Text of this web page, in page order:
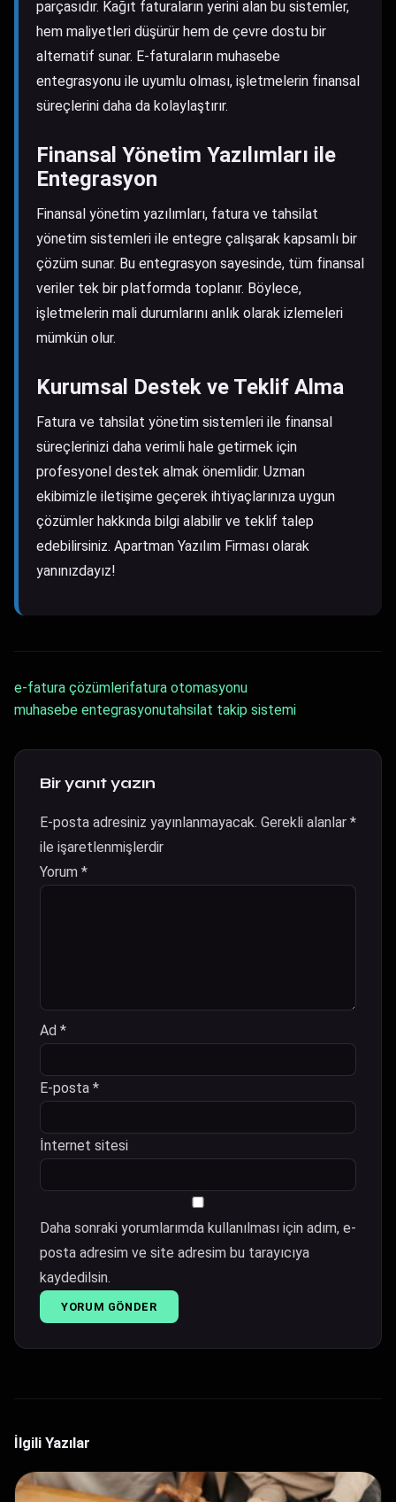
parçasıdır. Kağıt faturaların yerini alan bu sistemler,
hem maliyetleri düşürür hem de çevre dostu bir
alternatif sunar. E-faturaların muhasebe
entegrasyonu ile uyumlu olması, işletmelerin finansal
süreçlerini daha da kolaylaştırır.
Finansal Yönetim Yazılımları ile
Entegrasyon
Finansal yönetim yazılımları, fatura ve tahsilat
yönetim sistemleri ile entegre çalışarak kapsamlı bir
çözüm sunar. Bu entegrasyon sayesinde, tüm finansal
veriler tek bir platformda toplanır. Böylece,
işletmelerin mali durumlarını anlık olarak izlemeleri
mümkün olur.
Kurumsal Destek ve Teklif Alma
Fatura ve tahsilat yönetim sistemleri ile finansal
süreçlerinizi daha verimli hale getirmek için
profesyonel destek almak önemlidir. Uzman
ekibimizle iletişime geçerek ihtiyaçlarınıza uygun
çözümler hakkında bilgi alabilir ve teklif talep
edebilirsiniz. Apartman Yazılım Firması olarak
yanınızdayız!
e-fatura çözümlerifatura otomasyonu
muhasebe entegrasyonutahsilat takip sistemi
Bir yanıt yazın
E-posta adresiniz yayınlanmayacak. Gerekli alanlar *
ile işaretlenmişlerdir
Yorum *
Ad *
E-posta *
İnternet sitesi
Daha sonraki yorumlarımda kullanılması için adım, e-
posta adresim ve site adresim bu tarayıcıya
kaydedilsin.
İlgili Yazılar